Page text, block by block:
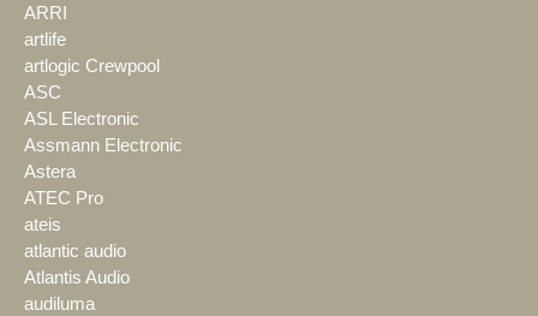
ARRI
artlife
artlogic Crewpool
ASC
ASL Electronic
Assmann Electronic
Astera
ATEC Pro
ateis
atlantic audio
Atlantis Audio
audiluma